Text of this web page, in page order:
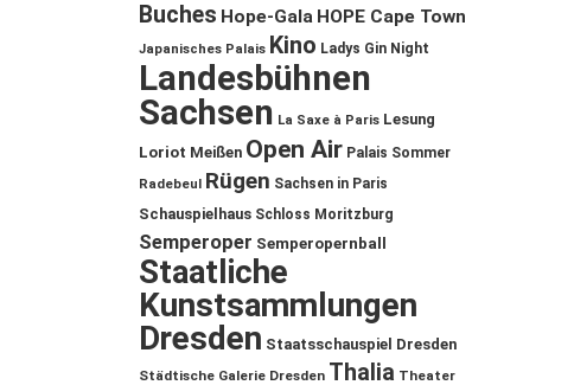
Buches Hope-Gala HOPE Cape Town
Japanisches Palais Kino Ladys Gin Night
Landesbühnen
Sachsen La Saxe à Paris Lesung
Loriot Meißen Open Air Palais Sommer
Radebeul Rügen Sachsen in Paris
Schauspielhaus Schloss Moritzburg
Semperoper Semperopernball
Staatliche
Kunstsammlungen
Dresden Staatsschauspiel Dresden
Städtische Galerie Dresden Thalia Theater